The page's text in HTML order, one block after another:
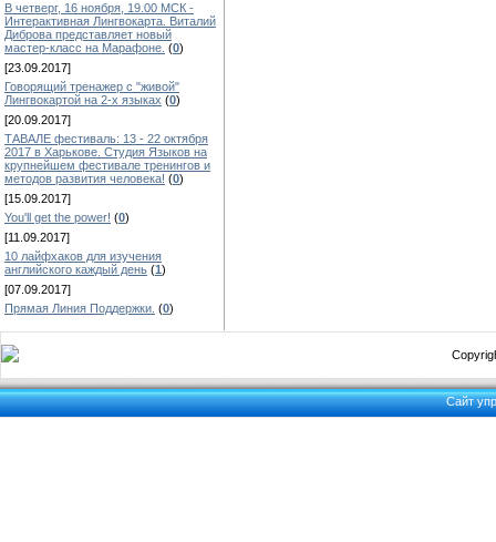
В четверг, 16 ноября, 19.00 МСК -
Интерактивная Лингвокарта. Виталий
Диброва представляет новый
мастер-класс на Марафоне. (0)
[23.09.2017]
Говорящий тренажер с "живой"
Лингвокартой на 2-х языках (0)
[20.09.2017]
ТАВАЛЕ фестиваль: 13 - 22 октября
2017 в Харькове. Студия Языков на
крупнейшем фестивале тренингов и
методов развития человека! (0)
[15.09.2017]
You'll get the power! (0)
[11.09.2017]
10 лайфхаков для изучения
английского каждый день (1)
[07.09.2017]
Прямая Линия Поддержки. (0)
Сайт